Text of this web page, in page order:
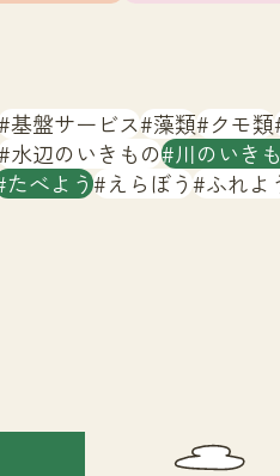
基盤サービス 藻類 クモ類
水辺のいきもの 川のいき
たべよう えらぼう ふれよ